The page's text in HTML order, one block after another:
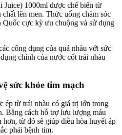
Juice) 1000ml được chế biến từ
lên men. Thức uống chăm sóc
cực kỳ ưu chuộng và sử dụng
công dụng của quả nhàu với sức
chính của nước cốt trái nhàu
sức khỏe tim mạch
ép từ trái nhàu có giá trị lớn trong
Bằng cách hỗ trợ lưu lượng máu
từ đó sẽ giúp điều hòa huyết áp
phải bệnh tim.